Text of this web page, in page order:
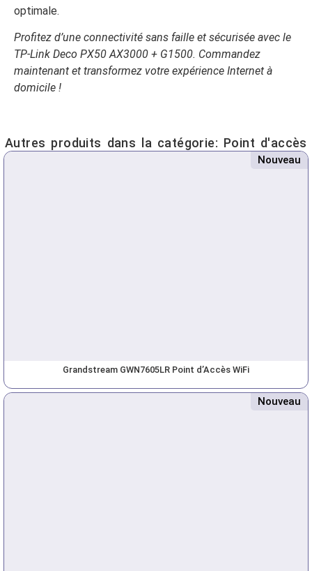
optimale.
Profitez d’une connectivité sans faille et sécurisée avec le
TP-Link Deco PX50 AX3000 + G1500. Commandez
maintenant et transformez votre expérience Internet à
domicile !
Autres produits dans la catégorie: Point d'accès
Nouveau
Grandstream GWN7605LR Point d’Accès WiFi
Nouveau